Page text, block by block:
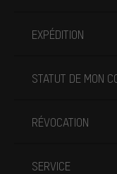
EXPÉDITION
STATUT DE MON
RÉVOCATION
SERVICE